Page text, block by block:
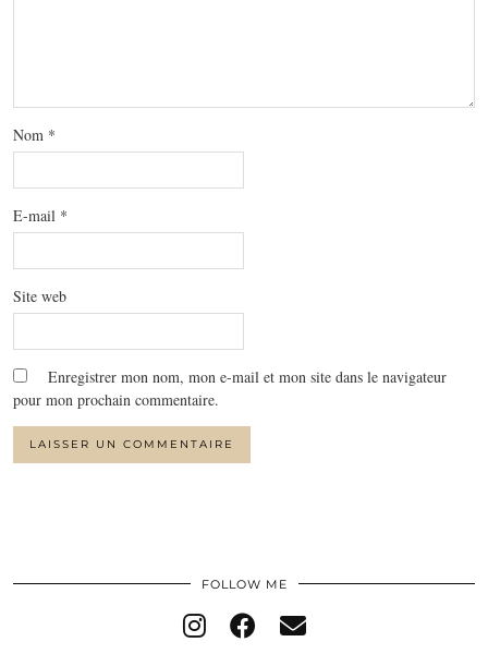
Nom *
E-mail *
Site web
Enregistrer mon nom, mon e-mail et mon site dans le navigateur
pour mon prochain commentaire.
FOLLOW ME